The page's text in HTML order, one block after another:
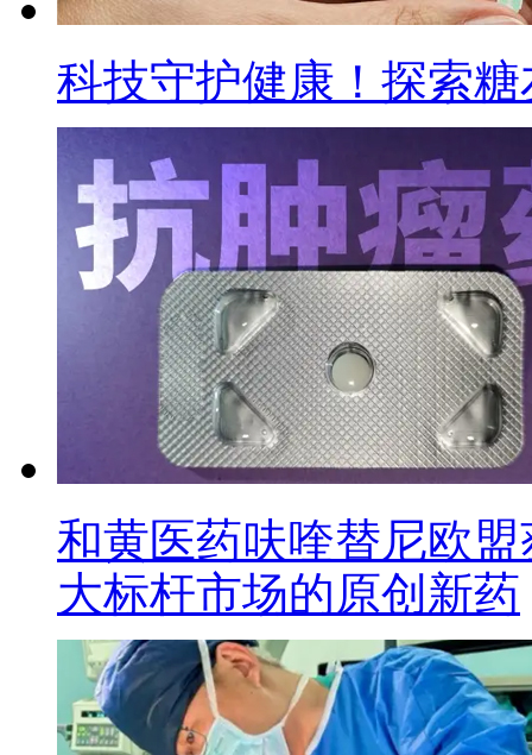
科技守护健康！探索
和黄医药呋喹替尼欧
大标杆市场的原创新药